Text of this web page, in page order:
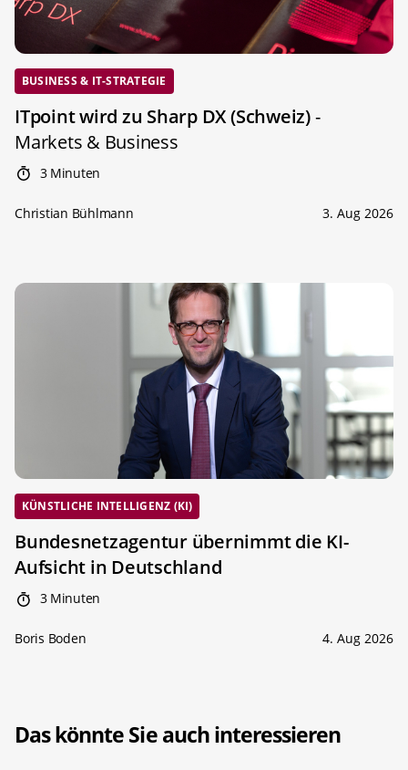
BUSINESS & IT-STRATEGIE
ITpoint wird zu Sharp DX (Schweiz)-
Markets & Business
3 Minuten
Christian Bühlmann 3. Aug 2026
KÜNSTLICHE INTELLIGENZ (KI)
Bundesnetzagentur übernimmt die KI-
Aufsicht in Deutschland
3 Minuten
Boris Boden 4. Aug 2026
Das könnte Sie auch interessieren